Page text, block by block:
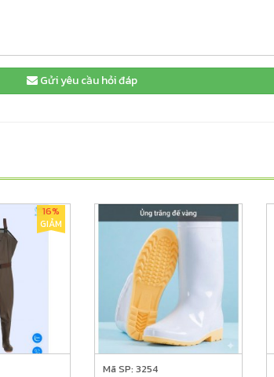
Gửi yêu cầu hỏi đáp
16%
GIẢM
Mã SP: 3254